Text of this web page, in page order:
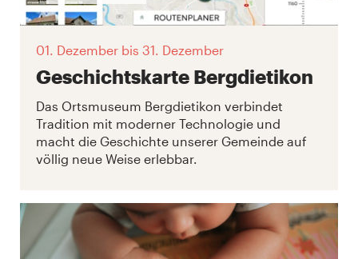
01. Dezember bis 31. Dezember
Geschichtskarte Bergdietikon
Das Ortsmuseum Bergdietikon verbindet
Tradition mit moderner Technologie und
macht die Geschichte unserer Gemeinde auf
völlig neue Weise erlebbar.